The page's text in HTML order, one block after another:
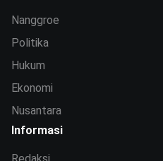
Nanggroe
Politika
Hukum
Ekonomi
Nusantara
Informasi